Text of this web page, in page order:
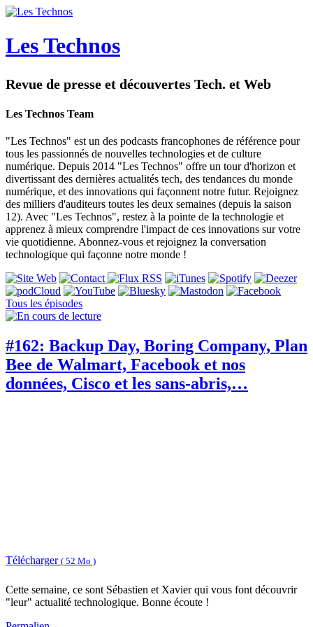
Les Technos
Revue de presse et découvertes Tech. et Web
Les Technos Team
"Les Technos" est un des podcasts francophones de référence pour
tous les passionnés de nouvelles technologies et de culture
numérique. Depuis 2014 "Les Technos" offre un tour d'horizon et
divertissant des dernières actualités tech, des tendances du monde
numérique, et des innovations qui façonnent notre futur. Rejoignez
des milliers d'auditeurs toutes les deux semaines (depuis la saison
12). Avec "Les Technos", restez à la pointe de la technologie et
apprenez à mieux comprendre l'impact de ces innovations sur votre
vie quotidienne. Abonnez-vous et rejoignez la conversation
technologique qui façonne notre monde !
Tous les épisodes
#162: Backup Day, Boring Company, Plan
Bee de Walmart, Facebook et nos
données, Cisco et les sans-abris,…
Télécharger ( 52 Mo )
Cette semaine, ce sont Sébastien et Xavier qui vous font découvrir
"leur" actualité technologique. Bonne écoute !